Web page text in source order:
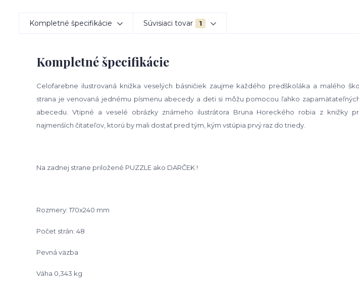
Kompletné špecifikácie Súvisiaci tovar 1
Kompletné špecifikácie
Celofarebne ilustrovaná knižka veselých básničiek zaujme každého predškoláka a malého
strana je venovaná jednému písmenu abecedy a deti si môžu pomocou ľahko
abecedu. Vtipné a veselé obrázky známeho ilustrátora Bruna Horeckého robia z knižky
najmenších čitateľov, ktorú by mali dostať pred tým, kým vstúpia prvý raz do triedy.
Na zadnej strane priložené PUZZLE ako DARČEK !
Rozmery: 170x240 mm
Počet strán: 48
Pevná väzba
Váha 0,343 kg